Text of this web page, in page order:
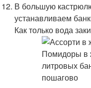
В большую
устанавливаем
Как только вода